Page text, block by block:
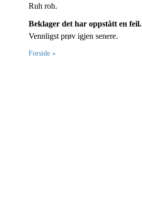
Ruh roh.
Beklager det har oppstått en feil.
Vennligst prøv igjen senere.
Forside »